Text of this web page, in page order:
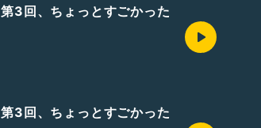
3回、ちょっとすごかった
3回、ちょっとすごかった